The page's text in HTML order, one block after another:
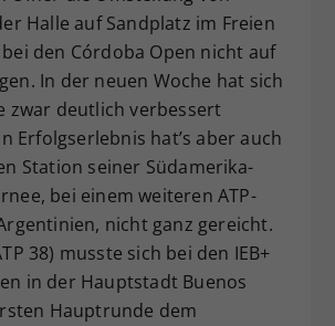
Halle auf Sandplatz im Freien
den Córdoba Open nicht auf
In der neuen Woche hat sich
zwar deutlich verbessert
Erfolgserlebnis hat’s aber auch
Station seiner Südamerika-
bei einem weiteren ATP-
nicht ganz gereicht.
38) musste sich bei den IEB+
in der Hauptstadt Buenos
Hauptrunde dem
Wert speichert Ihre Consent-
Unter anderem eine
generierte ID, für die
historische Speicherung Ihrer
Einstellungen, falls der
Betreiber dies eingestellt